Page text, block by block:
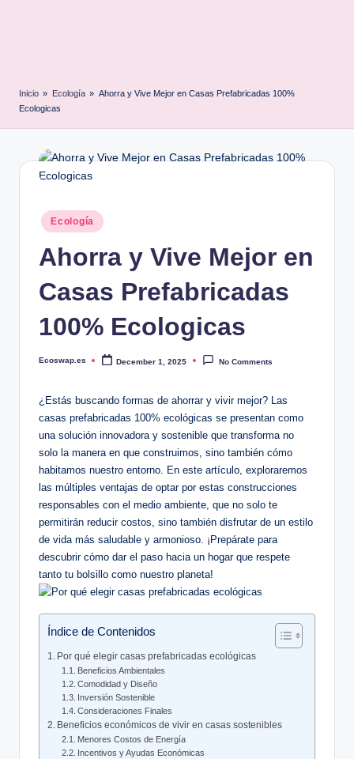
Inicio » Ecología » Ahorra y Vive Mejor en Casas Prefabricadas 100%
Ecologicas
Posted
in
Ecología
Ahorra y Vive Mejor en
Casas Prefabricadas
100% Ecologicas
Posted
Ecoswap.es December 1, 2025 No Comments
¿Estás buscando formas de ahorrar y vivir mejor? Las
casas prefabricadas 100% ecológicas se presentan como
una solución innovadora y sostenible que transforma no
solo la manera en que construimos, sino también cómo
habitamos nuestro entorno. En este artículo, exploraremos
las múltiples ventajas de optar por estas construcciones
responsables con el medio ambiente, que no solo te
permitirán reducir costos, sino también disfrutar de un estilo
de vida más saludable y armonioso. ¡Prepárate para
descubrir cómo dar el paso hacia un hogar que respete
tanto tu bolsillo como nuestro planeta!
Índice de Contenidos
Por qué elegir casas prefabricadas ecológicas
Beneficios Ambientales
Comodidad y Diseño
Inversión Sostenible
Consideraciones Finales
Beneficios económicos de vivir en casas sostenibles
Menores Costos de Energía
Incentivos y Ayudas Económicas